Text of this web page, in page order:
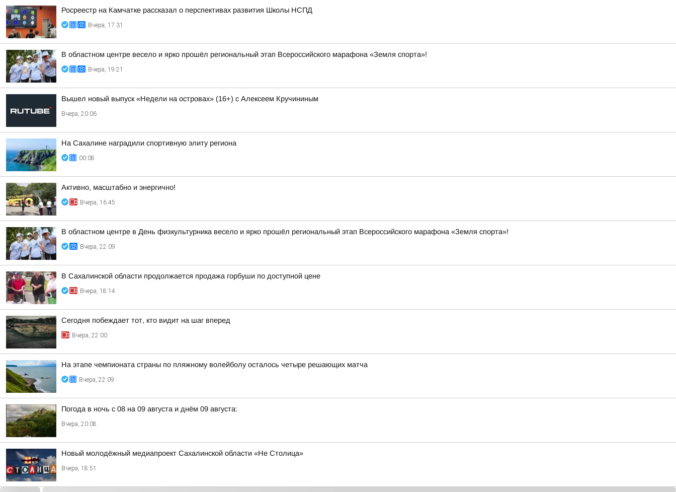
Росреестр на Камчатке рассказал о перспективах развития Школы НСПД
Вчера, 17:31
В областном центре весело и ярко прошёл региональный этап Всероссийского марафона «Земля спорта»!
Вчера, 19:21
Вышел новый выпуск «Недели на островах» (16+) с Алексеем Кручининым
Вчера, 20:06
На Сахалине наградили спортивную элиту региона
00:08
Активно, масштабно и энергично!
Вчера, 16:45
В областном центре в День физкультурника весело и ярко прошёл региональный этап Всероссийского марафона «Земля спорта»!
Вчера, 22:09
В Сахалинской области продолжается продажа горбуши по доступной цене
Вчера, 18:14
Сегодня побеждает тот, кто видит на шаг вперед
Вчера, 22:00
На этапе чемпионата страны по пляжному волейболу осталось четыре решающих матча
Вчера, 22:09
Погода в ночь с 08 на 09 августа и днём 09 августа:
Вчера, 20:08
Новый молодёжный медиапроект Сахалинской области «Не Столица»
Вчера, 18:51